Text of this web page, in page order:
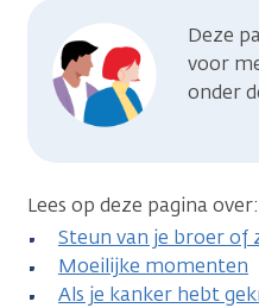
Deze
voor
onder
Lees op deze pagina over:
Steun van je broer of
Moeilijke momenten
Als je kanker hebt